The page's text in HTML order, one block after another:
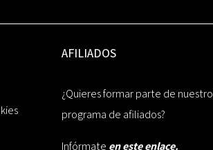
AFILIADOS
¿Quieres formar parte de nuestro
programa de afiliados?
Infórmate en este enlace.